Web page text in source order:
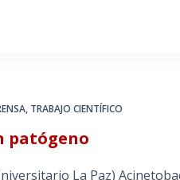
, TRABAJO CIENTÍFICO
patógeno
La Paz)